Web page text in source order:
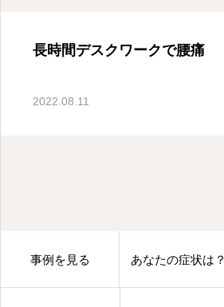
新川ぎっくり腰・坐骨神経痛・スポーツ障害のご相談
長時間デスクワークで腰痛
2022.08.11
事例を見る あなたの症状は？